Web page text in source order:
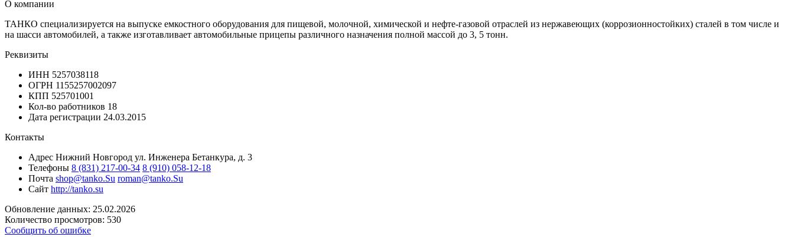
О компании
ТАНКО специализируется на выпуске емкостного оборудования для пищевой, молочной, химической и нефте-газовой отраслей из нержавеющих (коррозионностойких) сталей в том числе и
на шасси автомобилей, а также изготавливает автомобильные прицепы различного назначения полной массой до 3, 5 тонн.
Реквизиты
ИНН 5257038118
ОГРН 1155257002097
КПП 525701001
Кол-во работников 18
Дата регистрации 24.03.2015
Контакты
Адрес Нижний Новгород ул. Инженера Бетанкура, д. 3
Телефоны 8 (831) 217-00-34 8 (910) 058-12-18
Почта shop@tanko.Su roman@tanko.Su
Сайт http://tanko.su
Обновление данных: 25.02.2026
Количество просмотров: 530
Сообщить об ошибке